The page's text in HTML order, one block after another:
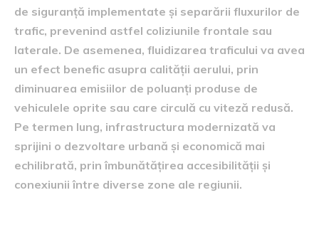
de siguranță implementate și separării fluxurilor de
trafic, prevenind astfel coliziunile frontale sau
laterale. De asemenea, fluidizarea traficului va avea
un efect benefic asupra calității aerului, prin
diminuarea emisiilor de poluanți produse de
vehiculele oprite sau care circulă cu viteză redusă.
Pe termen lung, infrastructura modernizată va
sprijini o dezvoltare urbană și economică mai
echilibrată, prin îmbunătățirea accesibilității și
conexiunii între diverse zone ale regiunii.